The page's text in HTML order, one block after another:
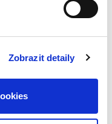
Zobrazit detaily
jsou
postavení